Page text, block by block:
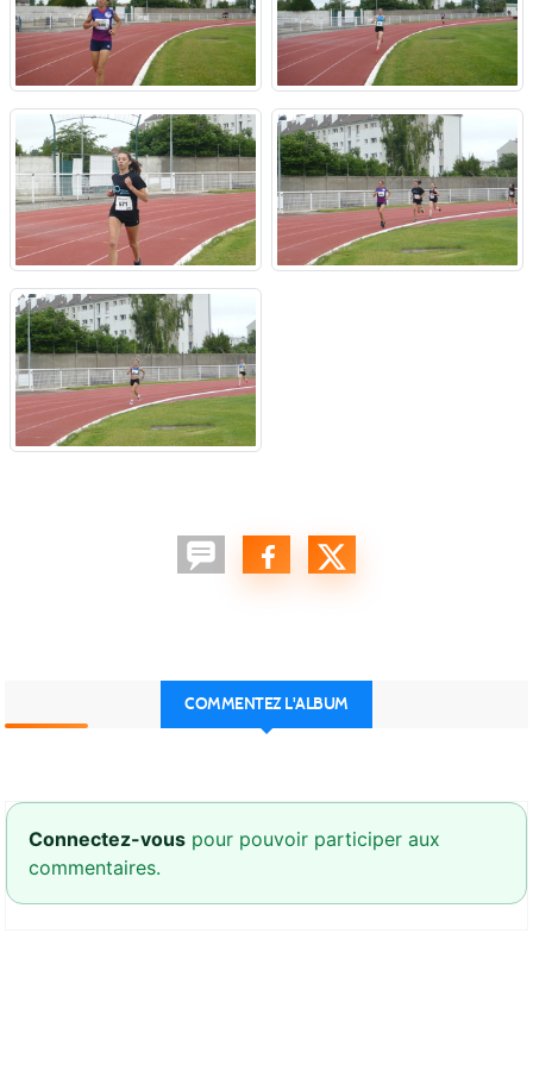
COMMENTEZ L'ALBUM
Connectez-vous pour pouvoir participer aux
commentaires.